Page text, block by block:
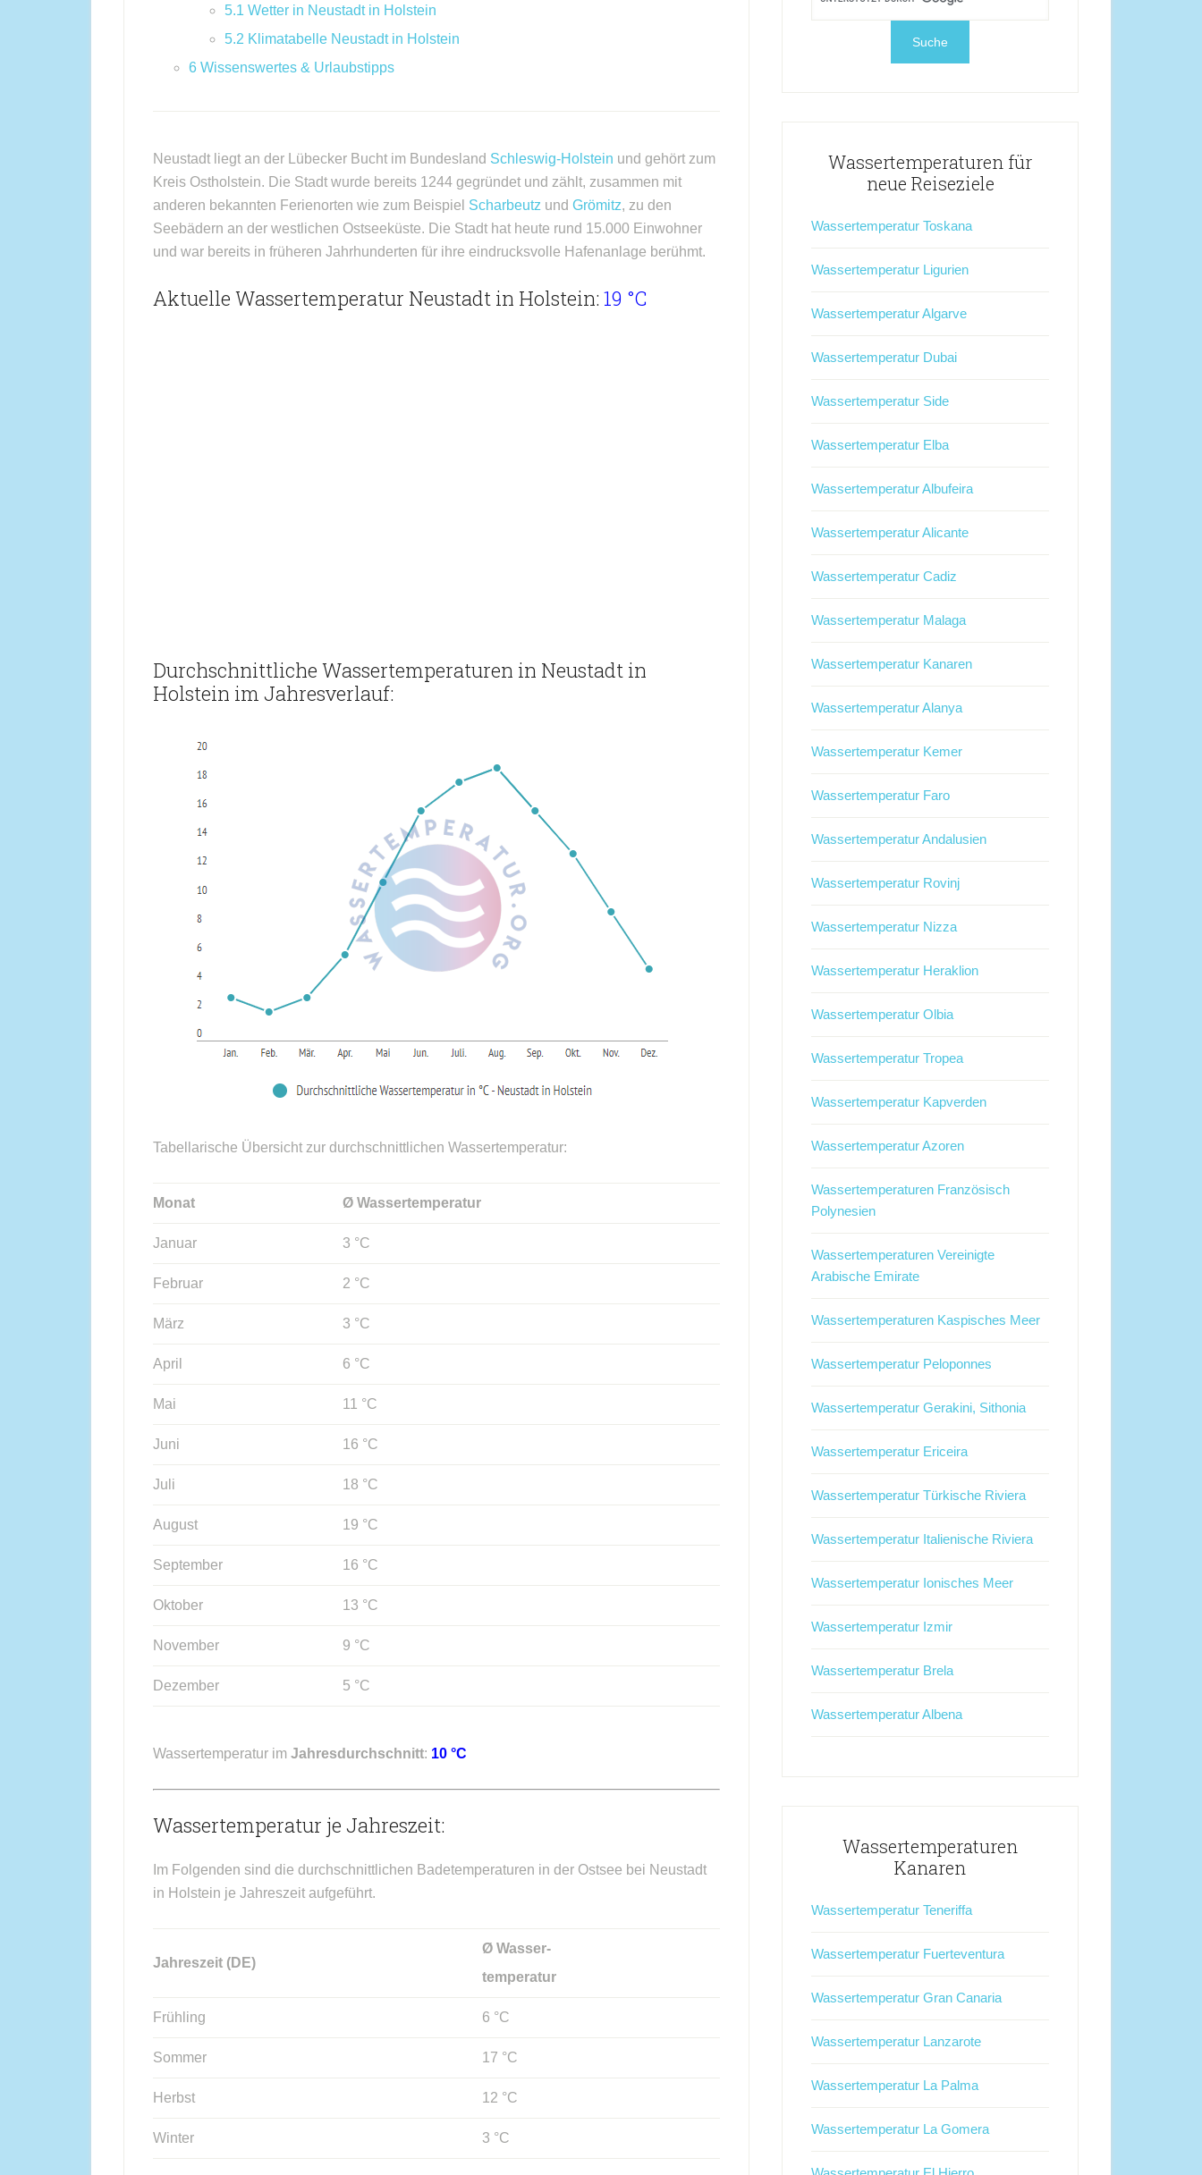
5.1 Wetter in Neustadt in Holstein
5.2 Klimatabelle Neustadt in Holstein
6 Wissenswertes & Urlaubstipps
Neustadt liegt an der Lübecker Bucht im Bundesland Schleswig-Holstein und gehört zum
Kreis Ostholstein. Die Stadt wurde bereits 1244 gegründet und zählt, zusammen mit
anderen bekannten Ferienorten wie zum Beispiel Scharbeutz und Grömitz, zu den
Seebädern an der westlichen Ostseeküste. Die Stadt hat heute rund 15.000 Einwohner
und war bereits in früheren Jahrhunderten für ihre eindrucksvolle Hafenanlage berühmt.
Aktuelle Wassertemperatur Neustadt in Holstein: 19 °C
Durchschnittliche Wassertemperaturen in Neustadt in
Holstein im Jahresverlauf:
Tabellarische Übersicht zur durchschnittlichen Wassertemperatur:
Monat Ø Wassertemperatur
Januar 3 °C
Februar 2 °C
März 3 °C
April 6 °C
Mai 11 °C
Juni 16 °C
Juli 18 °C
August 19 °C
September 16 °C
Oktober 13 °C
November 9 °C
Dezember 5 °C
Wassertemperatur im Jahresdurchschnitt: 10 °C
Wassertemperatur je Jahreszeit:
Im Folgenden sind die durchschnittlichen Badetemperaturen in der Ostsee bei Neustadt
in Holstein je Jahreszeit aufgeführt.
Jahreszeit (DE)
Ø Wasser-
temperatur
Frühling 6 °C
Sommer 17 °C
Herbst 12 °C
Winter 3 °C
Wassertemperaturen für
neue Reiseziele
Wassertemperatur Toskana
Wassertemperatur Ligurien
Wassertemperatur Algarve
Wassertemperatur Dubai
Wassertemperatur Side
Wassertemperatur Elba
Wassertemperatur Albufeira
Wassertemperatur Alicante
Wassertemperatur Cadiz
Wassertemperatur Malaga
Wassertemperatur Kanaren
Wassertemperatur Alanya
Wassertemperatur Kemer
Wassertemperatur Faro
Wassertemperatur Andalusien
Wassertemperatur Rovinj
Wassertemperatur Nizza
Wassertemperatur Heraklion
Wassertemperatur Olbia
Wassertemperatur Tropea
Wassertemperatur Kapverden
Wassertemperatur Azoren
Wassertemperaturen Französisch
Polynesien
Wassertemperaturen Vereinigte
Arabische Emirate
Wassertemperaturen Kaspisches Meer
Wassertemperatur Peloponnes
Wassertemperatur Gerakini, Sithonia
Wassertemperatur Ericeira
Wassertemperatur Türkische Riviera
Wassertemperatur Italienische Riviera
Wassertemperatur Ionisches Meer
Wassertemperatur Izmir
Wassertemperatur Brela
Wassertemperatur Albena
Wassertemperaturen
Kanaren
Wassertemperatur Teneriffa
Wassertemperatur Fuerteventura
Wassertemperatur Gran Canaria
Wassertemperatur Lanzarote
Wassertemperatur La Palma
Wassertemperatur La Gomera